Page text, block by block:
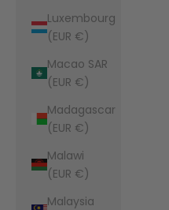
Luxembourg
(EUR €)
Macao SAR
(EUR €)
Madagascar
(EUR €)
Malawi
(EUR €)
Malaysia